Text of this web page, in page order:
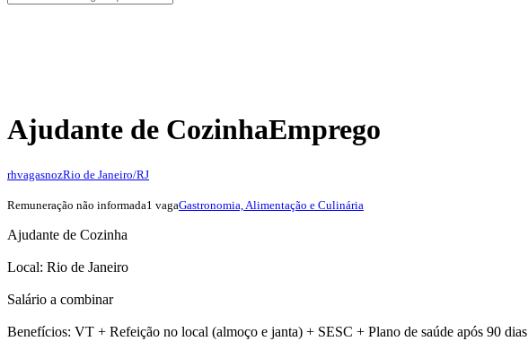
Ajudante de CozinhaEmprego
rhvagasnozRio de Janeiro/RJ
Remuneração não informada1 vagaGastronomia, Alimentação e Culinária
Ajudante de Cozinha
Local: Rio de Janeiro
Salário a combinar
Benefícios: VT + Refeição no local (almoço e janta) + SESC + Plano de saúde após 90 dias